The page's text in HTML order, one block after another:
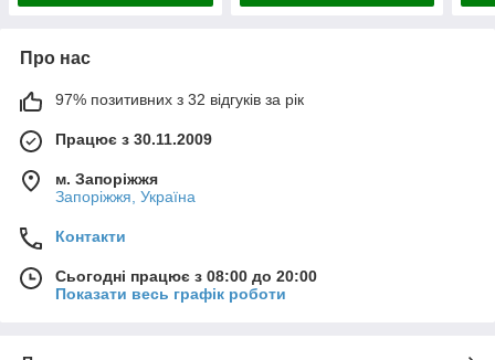
Про нас
97% позитивних з 32 відгуків за рік
Працює з 30.11.2009
м. Запоріжжя
Запоріжжя, Україна
Контакти
Сьогодні працює з 08:00 до 20:00
Показати весь графік роботи